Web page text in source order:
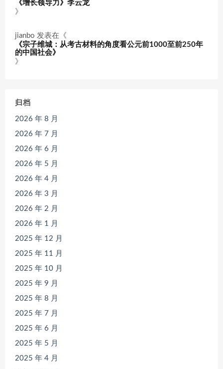
《增长领导力》李云龙
》
jianbo 发表在《
《宗子维城：从考古材料的角度看公元前1000至前250年
的中国社会》
》
归档
2026 年 8 月
2026 年 7 月
2026 年 6 月
2026 年 5 月
2026 年 4 月
2026 年 3 月
2026 年 2 月
2026 年 1 月
2025 年 12 月
2025 年 11 月
2025 年 10 月
2025 年 9 月
2025 年 8 月
2025 年 7 月
2025 年 6 月
2025 年 5 月
2025 年 4 月